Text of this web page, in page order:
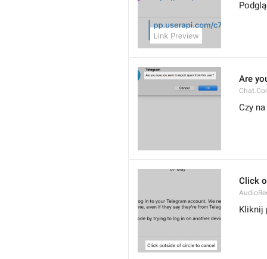
Are
Czy
Click
Kliknij